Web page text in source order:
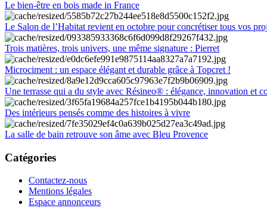
Le bien-être en bois made in France
Le Salon de l’Habitat revient en octobre pour concrétiser tous vos
Trois matières, trois univers, une même signature : Pierret
Microciment : un espace élégant et durable grâce à Topcret !
Une terrasse qui a du style avec Résineo® : élégance, innovation et
Des intérieurs pensés comme des histoires à vivre
La salle de bain retrouve son âme avec Bleu Provence
Catégories
Contactez-nous
Mentions légales
Espace annonceurs